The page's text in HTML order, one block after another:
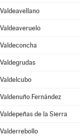
Valdeavellano
Valdeaveruelo
Valdeconcha
Valdegrudas
Valdelcubo
Valdenuño Fernández
Valdepeñas de la Sierra
Valderrebollo